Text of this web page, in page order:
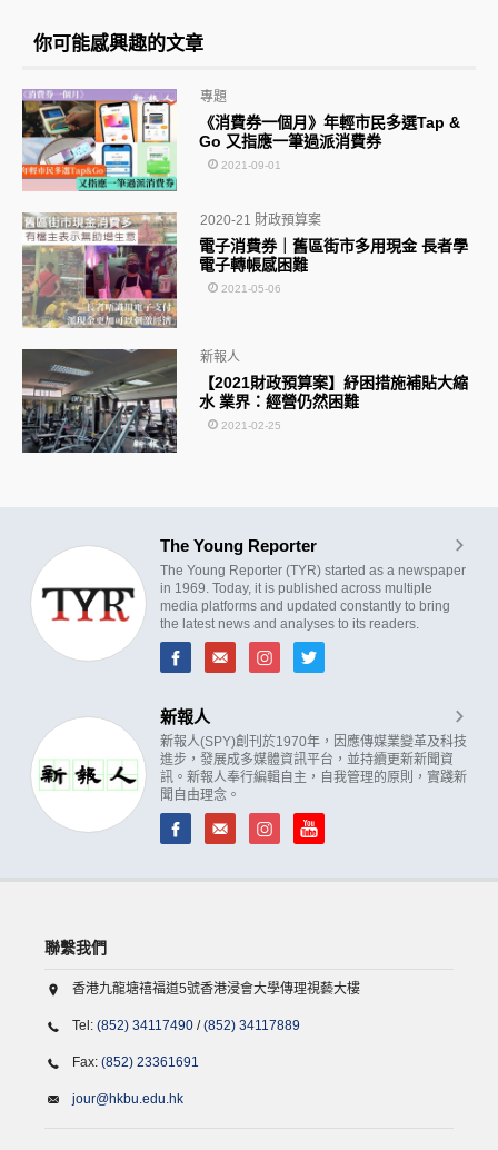
你可能感興趣的文章
《消費券一個月》年輕市民多選Tap &
Go 又指應一筆過派消費券
專題
2021-09-01
電子消費券｜舊區街市多用現金 長者學
電子轉帳感困難
2020-21 財政預算案
2021-05-06
【2021財政預算案】紓困措施補貼大縮
水 業界：經營仍然困難
新報人
2021-02-25
The Young Reporter
The Young Reporter (TYR) started as a newspaper
in 1969. Today, it is published across multiple
media platforms and updated constantly to bring
the latest news and analyses to its readers.
新報人
新報人(SPY)創刊於1970年，因應傳媒業變革及科技
進步，發展成多媒體資訊平台，並持續更新新聞資
訊。新報人奉行編輯自主，自我管理的原則，實踐新
聞自由理念。
聯繫我們
香港九龍塘禧福道5號香港浸會大學傳理視藝大樓
Tel: (852) 34117490 /(852) 34117889
Fax: (852) 23361691
jour@hkbu.edu.hk